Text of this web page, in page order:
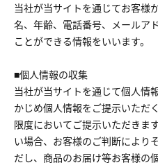
当社が当サイトを通じてお客様
名、年齢、電話番号、メールア
ことができる情報をいいます。
■個人情報の収集
当社が当サイトを通じて個人情
かじめ個人情報をご提示いただ
限度においてご提示いただきま
い場合、お客様のご判断により
だし、商品のお届け等お客様の